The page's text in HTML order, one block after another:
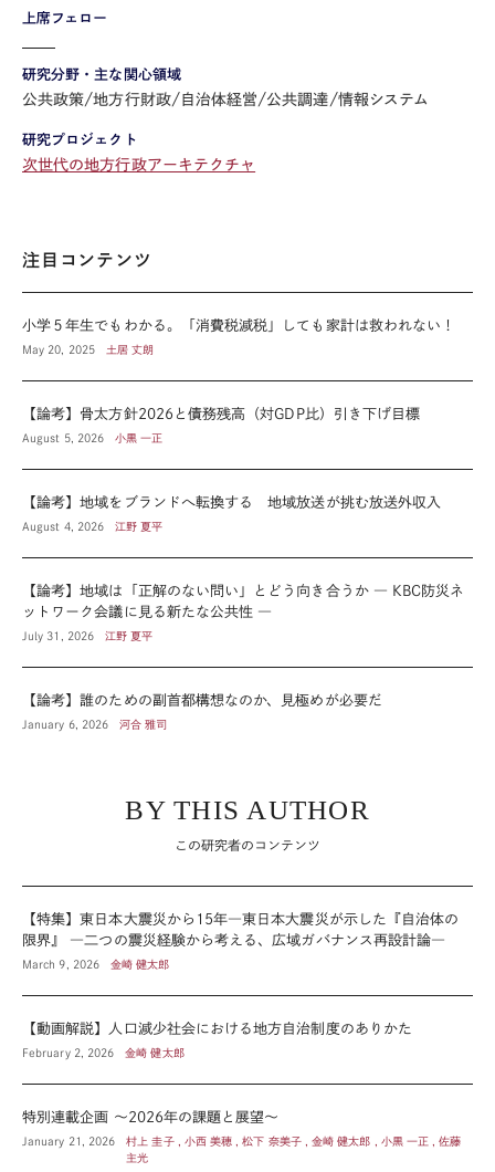
上席フェロー
研究分野・主な関心領域
公共政策/地方行財政/自治体経営/公共調達/情報システム
研究プロジェクト
次世代の地方行政アーキテクチャ
注目コンテンツ
小学５年生でもわかる。「消費税減税」しても家計は救われない！
May 20, 2025 土居 丈朗
【論考】骨太方針2026と債務残高（対GDP比）引き下げ目標
August 5, 2026 小黒 一正
【論考】地域をブランドへ転換する 地域放送が挑む放送外収入
August 4, 2026 江野 夏平
【論考】地域は「正解のない問い」とどう向き合うか ― KBC防災ネ
ットワーク会議に見る新たな公共性 ―
July 31, 2026 江野 夏平
【論考】誰のための副首都構想なのか、見極めが必要だ
January 6, 2026 河合 雅司
BY THIS AUTHOR
この研究者のコンテンツ
【特集】東日本大震災から15年―東日本大震災が示した『自治体の
限界』 ―二つの震災経験から考える、広域ガバナンス再設計論―
March 9, 2026 金崎 健太郎
【動画解説】人口減少社会における地方自治制度のありかた
February 2, 2026 金崎 健太郎
特別連載企画 ～2026年の課題と展望～
January 21, 2026
村上 圭子 , 小西 美穂 , 松下 奈美子 , 金崎 健太郎 , 小黒 一正 , 佐藤
主光